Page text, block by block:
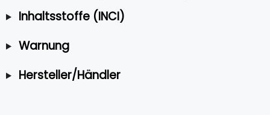
Inhaltsstoffe (INCI)
Warnung
Hersteller/Händler